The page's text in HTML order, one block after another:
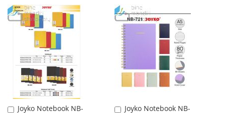
TO
WISH
LIST
TO
COMPARE
WISH
LIST
COMPARE
Joyko Notebook NB-
Add
Joyko Notebook NB-
Add